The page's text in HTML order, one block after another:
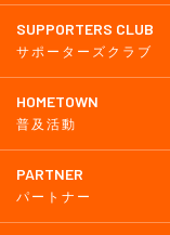
SUPPORTERS CLUB
サポーターズクラブ
HOMETOWN
普及活動
PARTNER
パートナー